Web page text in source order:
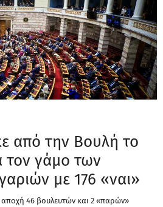
από την Βουλή το
τον γάμο των
με 176 «ναι»
αποχή 46 βουλευτών και 2 «παρών»